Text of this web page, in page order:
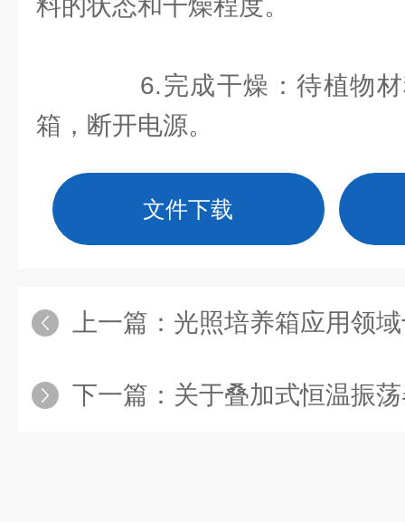
料的状态和干燥程度。
6.完成干燥：待植物材
箱，断开电源。
文件下载
上一篇： 光照培养箱应用领
下一篇： 关于叠加式恒温振荡器